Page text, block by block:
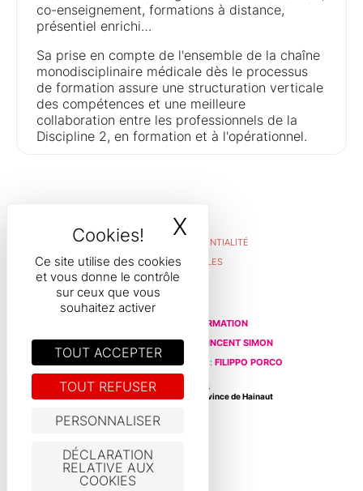
Ce site utilise des cookies
et vous donne le contrôle
sur ceux que vous
souhaitez activer
TOUT ACCEPTER
TOUT REFUSER
PERSONNALISER
DÉCLARATION
RELATIVE AUX
COOKIES
X
co-enseignement, formations à distance,
présentiel enrichi…
Sa prise en compte de l'ensemble de la chaîne
monodisciplinaire médicale dès le processus
de formation assure une structuration verticale
des compétences et une meilleure
collaboration entre les professionnels de la
Discipline 2, en formation et à l'opérationnel.
POLITIQUE DE CONFIDENTIALITÉ
MENTIONS LÉGALES
RGPD
Hainaut Formation
Éditeur Responsable :
Vincent SIMON
Maintenance du Contenu : Filippo PORCO
Crédits photos
Polimagery Province de Hainaut